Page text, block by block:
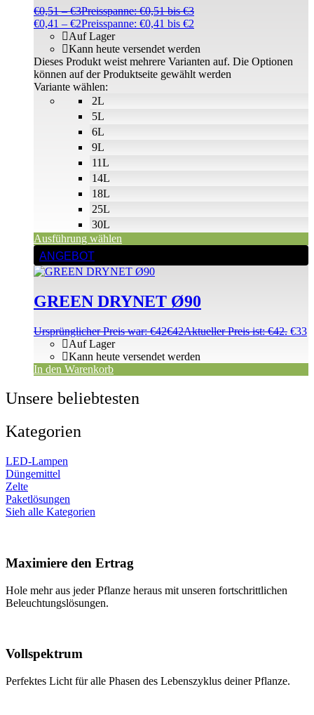
€0,51 –€3Preisspanne: €0,51 bis €3
€0,41 – €2Preisspanne: €0,41 bis €2
2L
5L
6L
9L
11L
14L
18L
25L
30L
Auf Lager
Kann heute versendet werden
Variante wählen:
Ausführung wählen
Dieses Produkt weist mehrere Varianten auf. Die Optionen
können auf der Produktseite gewählt werden
ANGEBOT
GREEN DRYNET Ø90
Ursprünglicher Preis war: €42€42Aktueller Preis ist: €42. €33
Auf Lager
Kann heute versendet werden
In den Warenkorb
Unsere beliebtesten
Kategorien
LED-Lampen
Düngemittel
Zelte
Paketlösungen
Sieh alle Kategorien
Maximiere den Ertrag
Hole mehr aus jeder Pflanze heraus mit unseren fortschrittlichen
Beleuchtungslösungen.
Vollspektrum
Perfektes Licht für alle Phasen des Lebenszyklus deiner Pflanze.